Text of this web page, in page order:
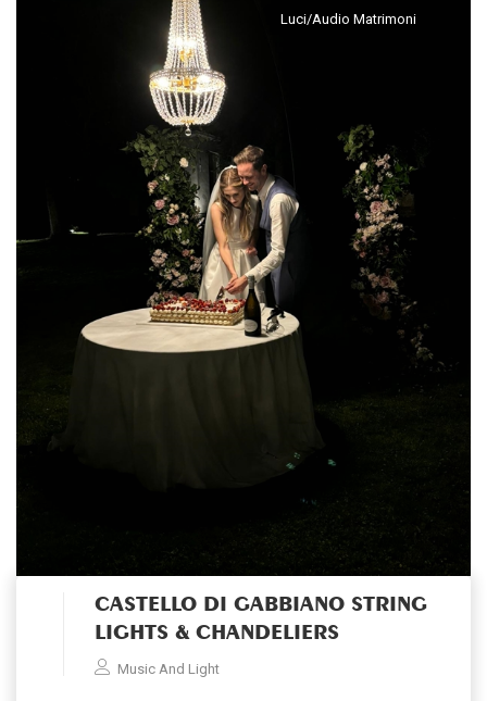
Luci/Audio Matrimoni
CASTELLO DI GABBIANO STRING
LIGHTS & CHANDELIERS
Music And Light